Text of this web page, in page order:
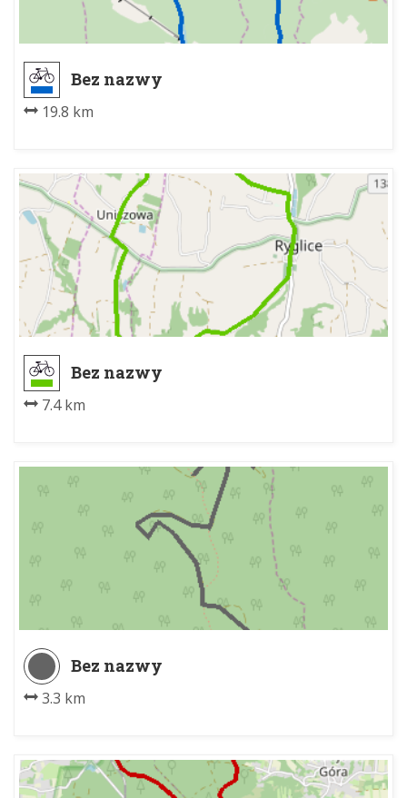
Bez nazwy
19.8 km
Bez nazwy
7.4 km
Bez nazwy
3.3 km